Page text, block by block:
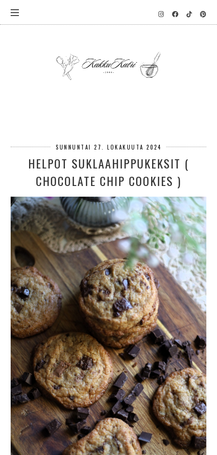
SUNNUNTAI 27. LOKAKUUTA 2024
HELPOT SUKLAAHIPPUKEKSIT (
CHOCOLATE CHIP COOKIES )